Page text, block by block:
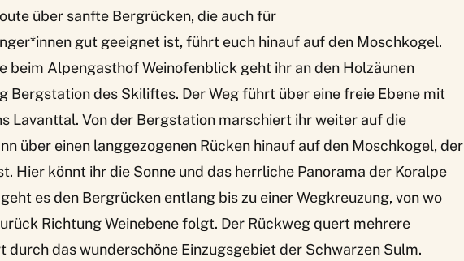
über sanfte Bergrücken, die auch für
gut geeignet ist, führt euch hinauf auf den Moschkogel.
beim Alpengasthof Weinofenblick geht ihr an den Holzäunen
Bergstation des Skiliftes. Der Weg führt über eine freie Ebene mit
Lavanttal. Von der Bergstation marschiert ihr weiter auf die
über einen langgezogenen Rücken hinauf auf den Moschkogel, der
Hier könnt ihr die Sonne und das herrliche Panorama der Koralpe
es den Bergrücken entlang bis zu einer Wegkreuzung, von wo
Richtung Weinebene folgt. Der Rückweg quert mehrere
durch das wunderschöne Einzugsgebiet der Schwarzen Sulm.